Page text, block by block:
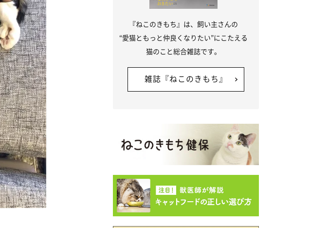
『ねこのきもち』は、飼い主さんの
“愛猫ともっと仲良くなりたい”にこたえる
猫のこと総合雑誌です。
雑誌『ねこのきもち』